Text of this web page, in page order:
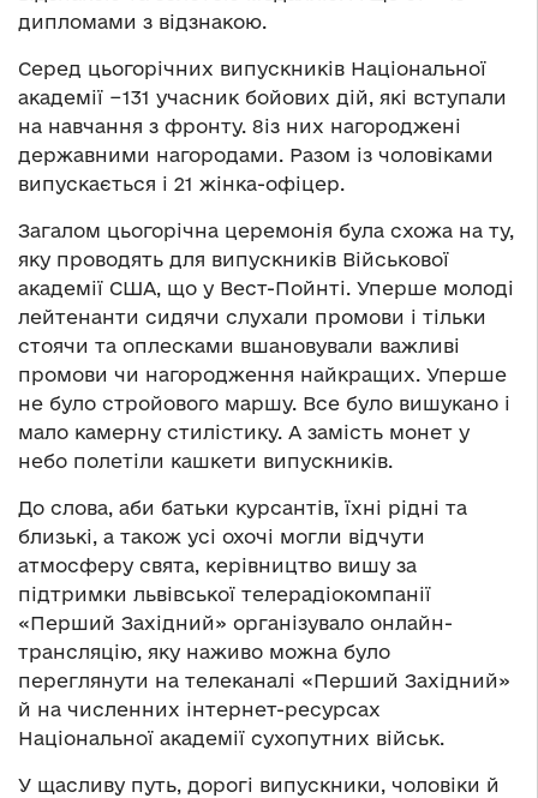
дипломами з відзнакою.
Серед цьогорічних випускників Національної
академії −131 учасник бойових дій, які вступали
на навчання з фронту. 8із них нагороджені
державними нагородами. Разом із чоловіками
випускається і 21 жінка-офіцер.
Загалом цьогорічна церемонія була схожа на ту,
яку проводять для випускників Військової
академії США, що у Вест-Пойнті. Уперше молоді
лейтенанти сидячи слухали промови і тільки
стоячи та оплесками вшановували важливі
промови чи нагородження найкращих. Уперше
не було стройового маршу. Все було вишукано і
мало камерну стилістику. А замість монет у
небо полетіли кашкети випускників.
До слова, аби батьки курсантів, їхні рідні та
близькі, а також усі охочі могли відчути
атмосферу свята, керівництво вишу за
підтримки львівської телерадіокомпанії
«Перший Західний» організувало онлайн-
трансляцію, яку наживо можна було
переглянути на телеканалі «Перший Західний»
й на численних інтернет-ресурсах
Національної академії сухопутних військ.
У щасливу путь, дорогі випускники, чоловіки й